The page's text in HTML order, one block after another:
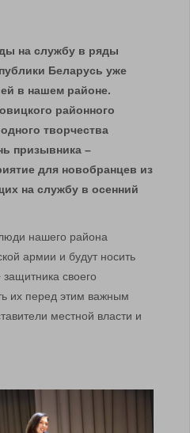
на службу в ряды
Беларусь уже
в нашем районе.
районного
творчества
призывника –
для новобранцев из
на службу в осенний
нашего района
армии и будут носить
своего
их перед этим важным
местной власти и